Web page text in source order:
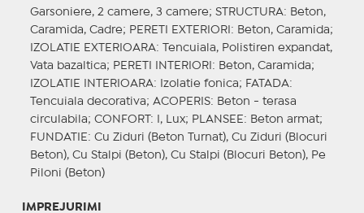
Garsoniere, 2 camere, 3 camere; STRUCTURA: Beton,
Caramida, Cadre; PERETI EXTERIORI : Beton, Caramida;
IZOLATIE EXTERIOARA: Tencuiala, Polistiren expandat,
Vata bazaltica; PERETI INTERIORI : Beton, Caramida;
IZOLATIE INTERIOARA: Izolatie fonica; FATADA:
Tencuiala decorativa; ACOPERIS: Beton - terasa
circulabila; CONFORT : I, Lux; PLANSEE : Beton armat;
FUNDATIE : Cu Ziduri (Beton Turnat), Cu Ziduri (Blocuri
Beton), Cu Stalpi (Beton), Cu Stalpi (Blocuri Beton), Pe
Piloni (Beton)
IMPREJURIMI